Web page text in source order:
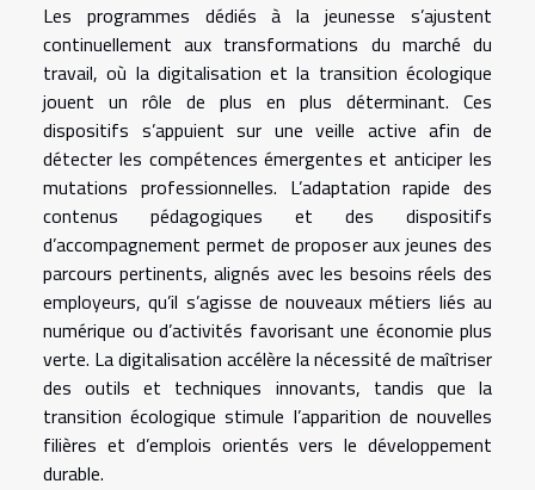
Les programmes dédiés à la jeunesse s’ajustent
continuellement aux transformations du marché du
travail, où la digitalisation et la transition écologique
jouent un rôle de plus en plus déterminant. Ces
dispositifs s’appuient sur une veille active afin de
détecter les compétences émergentes et anticiper les
mutations professionnelles. L’adaptation rapide des
contenus pédagogiques et des dispositifs
d’accompagnement permet de proposer aux jeunes des
parcours pertinents, alignés avec les besoins réels des
employeurs, qu’il s’agisse de nouveaux métiers liés au
numérique ou d’activités favorisant une économie plus
verte. La digitalisation accélère la nécessité de maîtriser
des outils et techniques innovants, tandis que la
transition écologique stimule l’apparition de nouvelles
filières et d’emplois orientés vers le développement
durable.